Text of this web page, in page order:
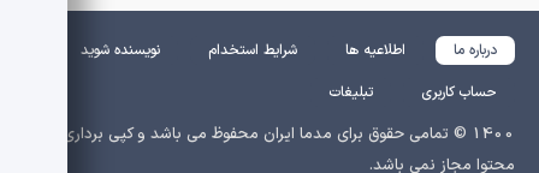
درباره ما اطلاعیه ها شرایط استخدام
نویسنده شوید
حساب کاربری
تبلیغات
1400 © تمامی حقوق برای مدما ایران محفوظ می باشد و کپی برداری از
محتوا مجاز نمی باشد.